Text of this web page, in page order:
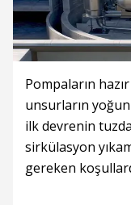
Pompaların
unsurların
ilk devrenin
sirkülasyon
gereken